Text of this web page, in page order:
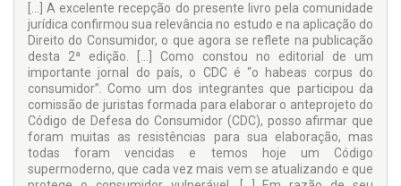
[...] A excelente recepção do presente livro pela comunidade
jurídica confirmou sua relevância no estudo e na aplicação do
Direito do Consumidor, o que agora se reflete na publicação
desta 2ª edição. [...] Como constou no editorial de um
importante jornal do país, o CDC é “o habeas corpus do
consumidor”. Como um dos integrantes que participou da
comissão de juristas formada para elaborar o anteprojeto do
Código de Defesa do Consumidor (CDC), posso afirmar que
foram muitas as resistências para sua elaboração, mas
todas foram vencidas e temos hoje um Código
supermoderno, que cada vez mais vem se atualizando e que